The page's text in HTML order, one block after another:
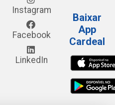
Instagram
Facebook
LinkedIn
Baixar
App
Cardeal